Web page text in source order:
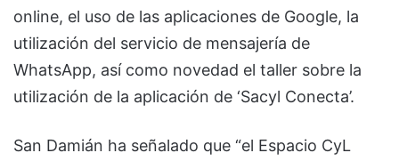
online, el uso de las aplicaciones de Google, la
utilización del servicio de mensajería de
WhatsApp, así como novedad el taller sobre la
utilización de la aplicación de ‘Sacyl Conecta’.
San Damián ha señalado que “el Espacio CyL